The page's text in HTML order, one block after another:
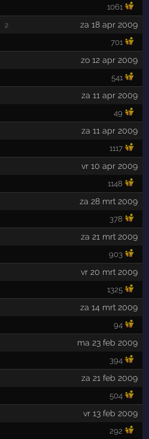
1061
2 za 18 apr 2009
701
zo 12 apr 2009
541
za 11 apr 2009
49
za 11 apr 2009
1117
vr 10 apr 2009
1148
za 28 mrt 2009
378
za 21 mrt 2009
903
vr 20 mrt 2009
1325
za 14 mrt 2009
94
ma 23 feb 2009
394
za 21 feb 2009
504
vr 13 feb 2009
292